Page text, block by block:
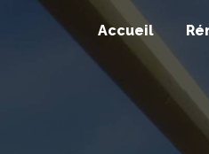
Accueil
Panneau de gestion des cookies